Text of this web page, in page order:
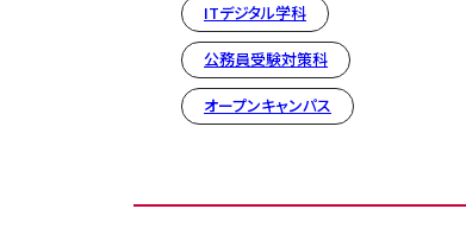
ITデジタル学科
公務員受験対策科
オープンキャンパス